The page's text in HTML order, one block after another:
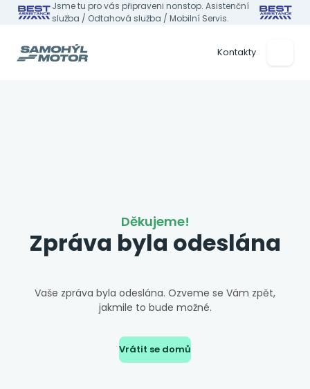
Jsme tu pro vás připraveni nonstop. Asistenční
služba / Odtahová služba / Mobilní Servis.
Kontakty
Děkujeme!
Zpráva byla odeslána
Vaše zpráva byla odeslána. Ozveme se Vám zpět,
jakmile to bude možné.
Vrátit se domů